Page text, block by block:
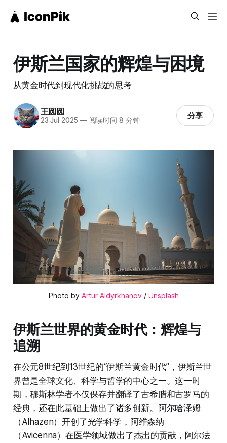
伊斯兰国家的辉煌与困境
从黄金时代到现代化挑战的思考
王圆圆
23 Jul 2025 —阅读时间 8 分钟 分享
Photo by Artur Aldyrkhanov / Unsplash
伊斯兰世界的黄金时代：辉煌与
追溯
在公元8世纪到13世纪的“伊斯兰黄金时代”，伊斯兰世
界曾是全球文化、科学与哲学的中心之一。这一时
期，穆斯林学者不仅保存并翻译了古希腊和古罗马的
经典，还在此基础上做出了诸多创新。阿尔哈泽姆
（Alhazen）开创了光学科学，阿维森纳
（Avicenna）在医学领域做出了杰出的贡献，阿尔法